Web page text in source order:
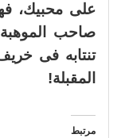
على محبيك،
صاحب الموهبة
تنتابه فى
المقبلة!
مرتبط